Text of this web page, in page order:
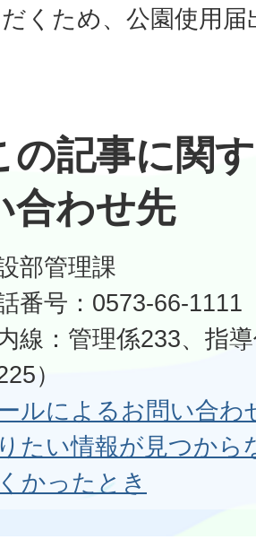
くため、公園使用
の記事に関
合わせ先
部管理課
番号：0573-66-1111
内線：管理係233、指
）
ルによるお問い合わ
たい情報が見つから
かったとき